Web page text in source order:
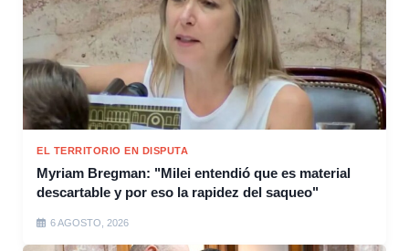
EL TERRITORIO EN DISPUTA
Myriam Bregman: "Milei entendió que es material
descartable y por eso la rapidez del saqueo"
6 AGOSTO, 2026